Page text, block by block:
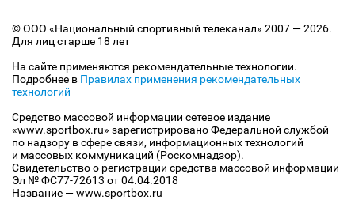
© ООО «Национальный спортивный телеканал» 2007 — 2026.
Для лиц старше 18 лет
На сайте применяются рекомендательные технологии.
Подробнее в Правилах применения рекомендательных
технологий
Средство массовой информации сетевое издание
«www.sportbox.ru» зарегистрировано Федеральной службой
по надзору в сфере связи, информационных технологий
и массовых коммуникаций (Роскомнадзор).
Свидетельство о регистрации средства массовой информации
Эл № ФС77-72613 от 04.04.2018
Название — www.sportbox.ru